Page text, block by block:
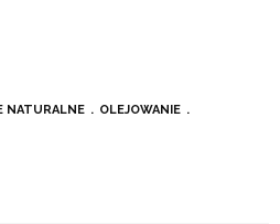
NATURALNE
OLEJOWANIE